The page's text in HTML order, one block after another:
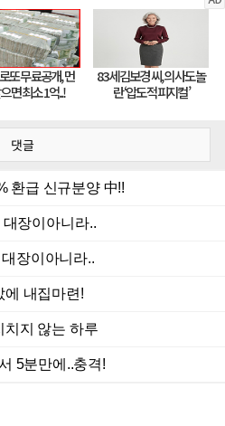
댓글